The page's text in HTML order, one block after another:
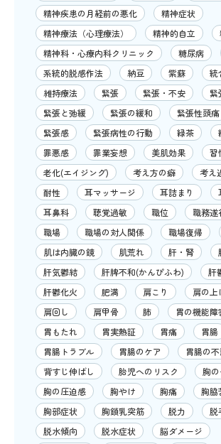
精神疾患の月経前の悪化
精神症状
精神療法（心理療法）
精神的自立
精神科・心療内科クリニック
糖尿病
系統的脱感作法
納豆 紫蘇
統
維持療法
緊張 緊張・不安
緊
緊張と弛緩
緊張の緩和
緊張性頭痛
緊張感
緊張病性の行動 緑茶
罪悪感
罪業妄想 美肌効果
習
老化(エイジング)
考え方の癖
考え
耐性
耳マッサージ 耳詰まり
耳鼻科
聴覚過敏 職位
職務遂
職場
職場の対人関係 職場復帰
肌は内臓の鏡
肌荒れ 肝・腎
肝気鬱結
肝脾不和(かんぴふわ)
肝
肝鬱化火
肥満 肩こり
肩の上
肩回し
肩甲骨 肺
胃の機能障
胃もたれ
胃実熱証 胃痛
胃腸
胃腸トラブル
胃腸のケア
胃腸の
背すじ伸ばし
胎児へのリスク
胸
胸の圧迫感
胸やけ 胸痛
胸脇
胸部症状
胸鎖乳突筋 脱力
脱
脱水傾向
脱水症状
脳ダメージ